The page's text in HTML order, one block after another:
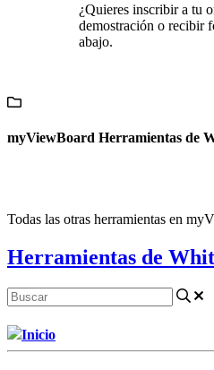
¿Quieres inscribir a tu
demostración o recibir
abajo.
myViewBoard Herramientas de
Todas las otras herramientas en
Herramientas de
Inicio